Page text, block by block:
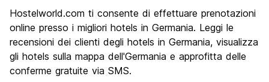
Hostelworld.com ti consente di effettuare prenotazioni
online presso i migliori hotels in Germania. Leggi le
recensioni dei clienti degli hotels in Germania, visualizza
gli hotels sulla mappa dell'Germania e approfitta delle
conferme gratuite via SMS.